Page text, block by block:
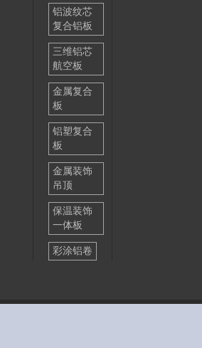
铝波纹芯
复合铝板
三维铝芯
航空板
金属复合
板
铝塑复合
板
金属装饰
吊顶
保温装饰
一体板
彩涂铝卷